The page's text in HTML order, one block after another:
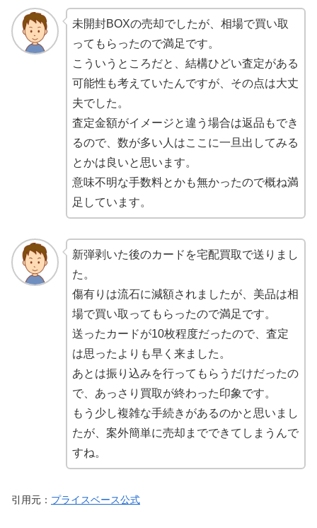
未開封BOXの売却でしたが、相場で買い取
ってもらったので満足です。
こういうところだと、結構ひどい査定がある
可能性も考えていたんですが、その点は大丈
夫でした。
査定金額がイメージと違う場合は返品もでき
るので、数が多い人はここに一旦出してみる
とかは良いと思います。
意味不明な手数料とかも無かったので概ね満
足しています。
新弾剥いた後のカードを宅配買取で送りまし
た。
傷有りは流石に減額されましたが、美品は相
場で買い取ってもらったので満足です。
送ったカードが10枚程度だったので、査定
は思ったよりも早く来ました。
あとは振り込みを行ってもらうだけだったの
で、あっさり買取が終わった印象です。
もう少し複雑な手続きがあるのかと思いまし
たが、案外簡単に売却までできてしまうんで
すね。
引用元： プライスベース公式